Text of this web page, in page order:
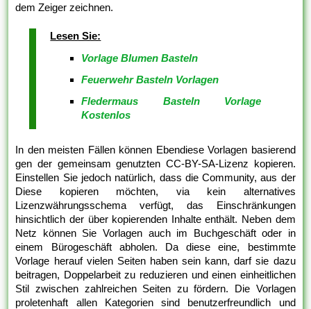
dem Zeiger zeichnen.
Lesen Sie:
Vorlage Blumen Basteln
Feuerwehr Basteln Vorlagen
Fledermaus Basteln Vorlage
Kostenlos
In den meisten Fällen können Ebendiese Vorlagen basierend
gen der gemeinsam genutzten CC-BY-SA-Lizenz kopieren.
Einstellen Sie jedoch natürlich, dass die Community, aus der
Diese kopieren möchten, via kein alternatives
Lizenzwährungsschema verfügt, das Einschränkungen
hinsichtlich der über kopierenden Inhalte enthält. Neben dem
Netz können Sie Vorlagen auch im Buchgeschäft oder in
einem Bürogeschäft abholen. Da diese eine, bestimmte
Vorlage herauf vielen Seiten haben sein kann, darf sie dazu
beitragen, Doppelarbeit zu reduzieren und einen einheitlichen
Stil zwischen zahlreichen Seiten zu fördern. Die Vorlagen
proletenhaft allen Kategorien sind benutzerfreundlich und